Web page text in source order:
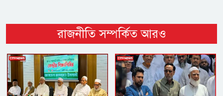
রাজনীতি সম্পর্কিত আরও